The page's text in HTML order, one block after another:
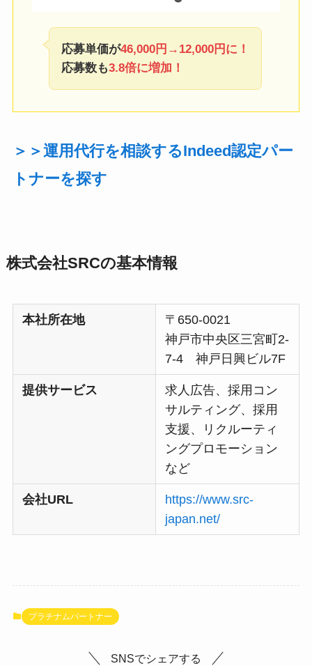
応募単価が46,000円→12,000円に！
応募数も3.8倍に増加！
＞＞運用代行を相談するIndeed認定パー
トナーを探す
株式会社SRCの基本情報
本社所在地
〒650-0021
神戸市中央区三宮町2-
7-4 神戸日興ビル7F
提供サービス
求人広告、採用コン
サルティング、採用
支援、リクルーティ
ングプロモーション
など
会社URL
https://www.src-
japan.net/
プラチナムパートナー
SNSでシェアする